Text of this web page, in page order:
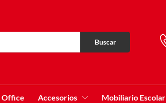
Buscar
Office Accesorios Mobiliario Escolar